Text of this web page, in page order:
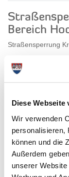
Diese Webseite
Wir verwenden
personalisieren,
können und die
Außerdem
unserer
Bereich
Straßensperrung
wird der
Zutritt zur
01.12.2021
Zutritt zur
Ab dem